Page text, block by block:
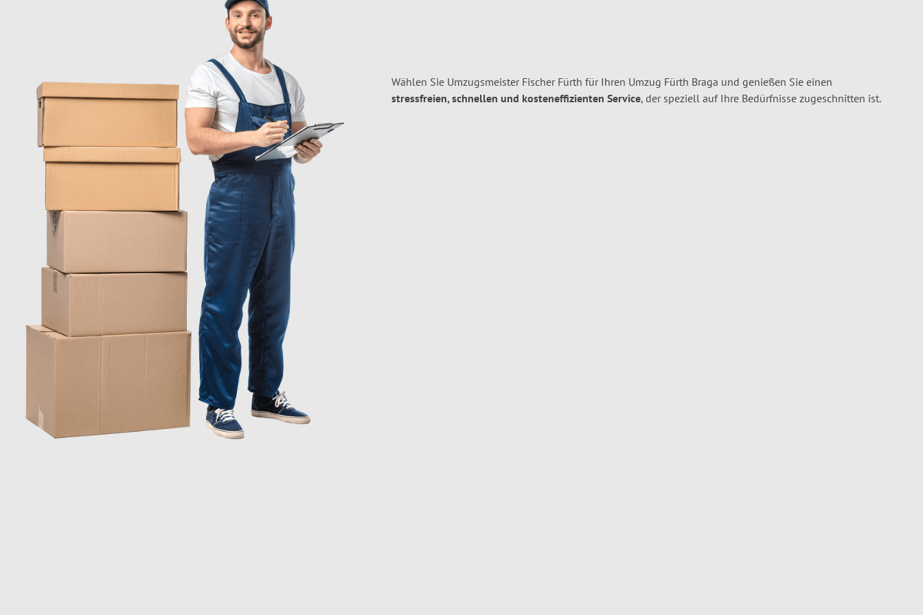
Wählen Sie Umzugsmeister Fischer Fürth für Ihren Umzug Fürth Braga und genießen Sie einen
stressfreien, schnellen und kosteneffizienten Service, der speziell auf Ihre Bedürfnisse zugeschnitten ist.